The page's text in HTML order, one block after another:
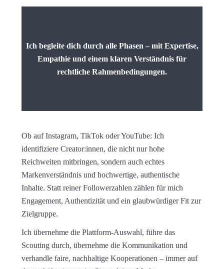
Ich begleite dich durch alle Phasen – mit Expertise,
Empathie und einem klaren Verständnis für
rechtliche Rahmenbedingungen.
Ob auf Instagram, TikTok oder YouTube: Ich
identifiziere Creator:innen, die nicht nur hohe
Reichweiten mitbringen, sondern auch echtes
Markenverständnis und hochwertige, authentische
Inhalte. Statt reiner Followerzahlen zählen für mich
Engagement, Authentizität und ein glaubwürdiger Fit zur
Zielgruppe.
Ich übernehme die Plattform-Auswahl, führe das
Scouting durch, übernehme die Kommunikation und
verhandle faire, nachhaltige Kooperationen – immer auf